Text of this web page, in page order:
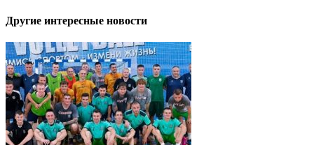
Другие интересные новости